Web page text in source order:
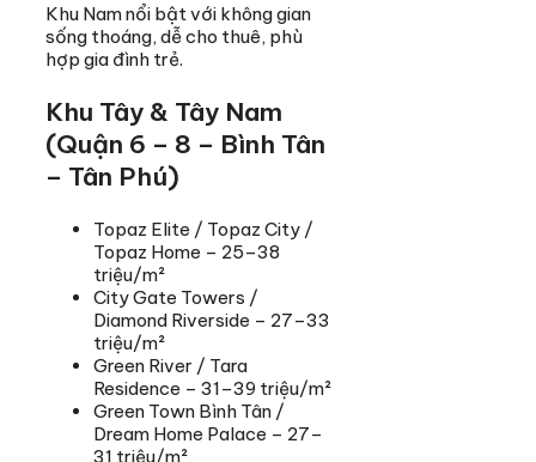
Khu Nam nổi bật với không gian
sống thoáng, dễ cho thuê, phù
hợp gia đình trẻ.
Khu Tây & Tây Nam
(Quận 6 – 8 – Bình Tân
– Tân Phú)
Topaz Elite / Topaz City /
Topaz Home – 25–38
triệu/m²
City Gate Towers /
Diamond Riverside – 27–33
triệu/m²
Green River / Tara
Residence – 31–39 triệu/m²
Green Town Bình Tân /
Dream Home Palace – 27–
31 triệu/m²